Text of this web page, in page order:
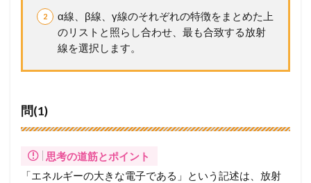
α線、β線、γ線のそれぞれの特徴をまとめた上
のリストと照らし合わせ、最も合致する放射
線を選択します。
問(1)
思考の道筋とポイント
「エネルギーの大きな電子である」という記述は、放射